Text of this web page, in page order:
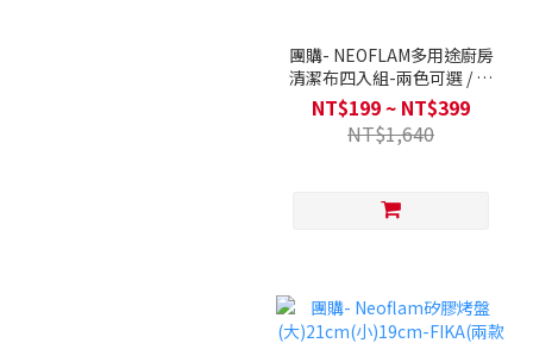
團購- NEOFLAM多用途廚房
清潔布四入組-兩色可選 / 鍋
碗餐具清潔劑(甜橙薰衣
草)500ML
NT$199 ~ NT$399
NT$1,640